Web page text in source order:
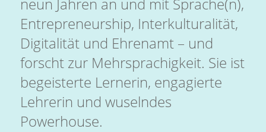
neun Jahren an und mit Sprache(n),
Entrepreneurship, Interkulturalität,
Digitalität und Ehrenamt – und
forscht zur Mehrsprachigkeit. Sie ist
begeisterte Lernerin, engagierte
Lehrerin und wuselndes
Powerhouse.